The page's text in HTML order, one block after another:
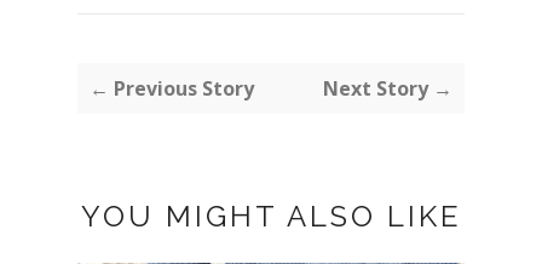
← Previous Story Next Story →
YOU MIGHT ALSO LIKE